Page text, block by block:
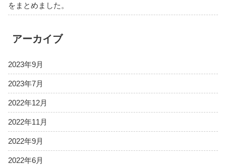
をまとめました。
アーカイブ
2023年9月
2023年7月
2022年12月
2022年11月
2022年9月
2022年6月